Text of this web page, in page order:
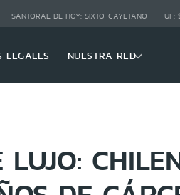
SANTORAL DE HOY: SIXTO, CAYETANO UF:
LEGALES NUESTRA RED